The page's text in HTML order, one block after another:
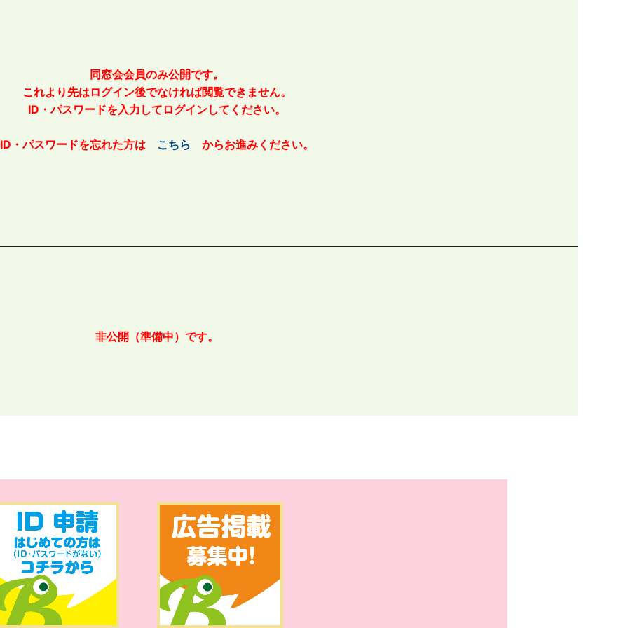
同窓会会員のみ公開です。
これより先はログイン後でなければ閲覧できません。
ID・パスワードを入力してログインしてください。
ID・パスワードを忘れた方は こちら からお進みください。
非公開（準備中）です。